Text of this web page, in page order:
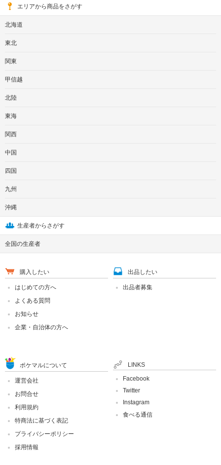
エリアから商品をさがす
北海道
東北
関東
甲信越
北陸
東海
関西
中国
四国
九州
沖縄
生産者からさがす
全国の生産者
購入したい
はじめての方へ
よくある質問
お知らせ
企業・自治体の方へ
出品したい
出品者募集
ポケマルについて
運営会社
お問合せ
利用規約
特商法に基づく表記
プライバシーポリシー
採用情報
LINKS
Facebook
Twitter
Instagram
食べる通信